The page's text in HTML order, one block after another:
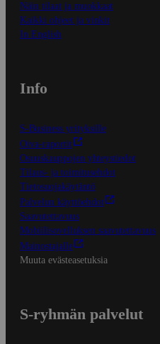
Näin tilaat ja muokkaat
Kaikki ohjeet ja vinkit
In English
Info
S-Business yrityksille
Oiva-raportit
Osuuskauppojen yhteystiedot
Tilaus- ja toimitusehdot
Tietosuojakäytäntö
Palvelun käyttöehdot
Saavutettavuus
Mobiilisovelluksen saavutettavuus
Mainostajalle
Muuta evästeasetuksia
S-ryhmän palvelut